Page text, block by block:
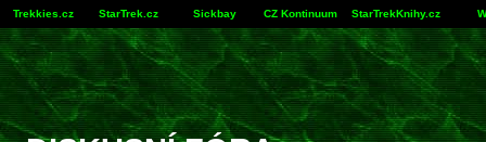
Trekkies.cz StarTrek.cz Sickbay CZ Kontinuum StarTrekKnihy.cz